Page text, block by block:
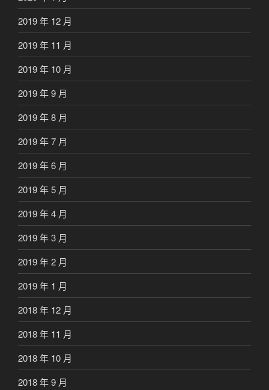
2019 年 12 月
2019 年 11 月
2019 年 10 月
2019 年 9 月
2019 年 8 月
2019 年 7 月
2019 年 6 月
2019 年 5 月
2019 年 4 月
2019 年 3 月
2019 年 2 月
2019 年 1 月
2018 年 12 月
2018 年 11 月
2018 年 10 月
2018 年 9 月